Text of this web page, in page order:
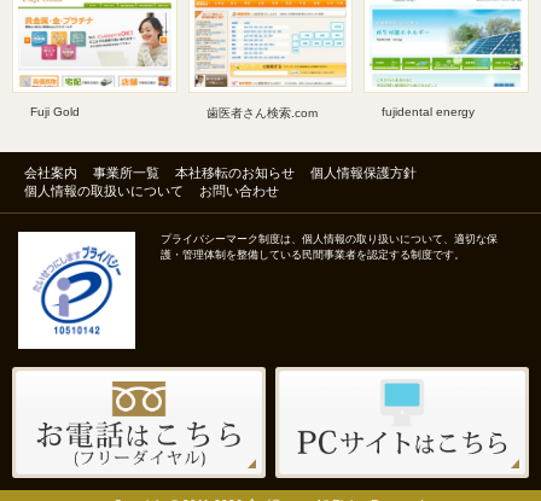
Fuji Gold 歯医者さん検索.com fujidental energy
会社案内 事業所一覧 本社移転のお知らせ
個人情報保護方針
個人情報の取扱いについて
お問い合わせ
プライバシーマーク制度は、個人情報の取り扱いについて、適切な保
護・管理体制を整備している民間事業者を認定する制度です。